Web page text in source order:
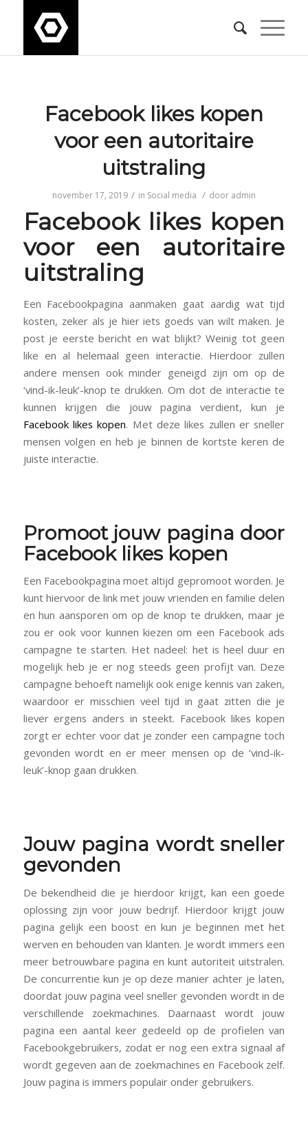
Facebook likes kopen
voor een autoritaire
uitstraling
november 17, 2019 / in Social media / door admin
Facebook likes kopen
voor een autoritaire
uitstraling
Een Facebookpagina aanmaken gaat aardig wat tijd
kosten, zeker als je hier iets goeds van wilt maken. Je
post je eerste bericht en wat blijkt? Weinig tot geen
like en al helemaal geen interactie. Hierdoor zullen
andere mensen ook minder geneigd zijn om op de
‘vind-ik-leuk’-knop te drukken. Om dot de interactie te
kunnen krijgen die jouw pagina verdient, kun je
Facebook likes kopen. Met deze likes zullen er sneller
mensen volgen en heb je binnen de kortste keren de
juiste interactie.
Promoot jouw pagina door
Facebook likes kopen
Een Facebookpagina moet altijd gepromoot worden. Je
kunt hiervoor de link met jouw vrienden en familie delen
en hun aansporen om op de knop te drukken, maar je
zou er ook voor kunnen kiezen om een Facebook ads
campagne te starten. Het nadeel: het is heel duur en
mogelijk heb je er nog steeds geen profijt van. Deze
campagne behoeft namelijk ook enige kennis van zaken,
waardoor er misschien veel tijd in gaat zitten die je
liever ergens anders in steekt. Facebook likes kopen
zorgt er echter voor dat je zonder een campagne toch
gevonden wordt en er meer mensen op de ‘vind-ik-
leuk’-knop gaan drukken.
Jouw pagina wordt sneller
gevonden
De bekendheid die je hierdoor krijgt, kan een goede
oplossing zijn voor jouw bedrijf. Hierdoor krijgt jouw
pagina gelijk een boost en kun je beginnen met het
werven en behouden van klanten. Je wordt immers een
meer betrouwbare pagina en kunt autoriteit uitstralen.
De concurrentie kun je op deze manier achter je laten,
doordat jouw pagina veel sneller gevonden wordt in de
verschillende zoekmachines. Daarnaast wordt jouw
pagina een aantal keer gedeeld op de profielen van
Facebookgebruikers, zodat er nog een extra signaal af
wordt gegeven aan de zoekmachines en Facebook zelf.
Jouw pagina is immers populair onder gebruikers.